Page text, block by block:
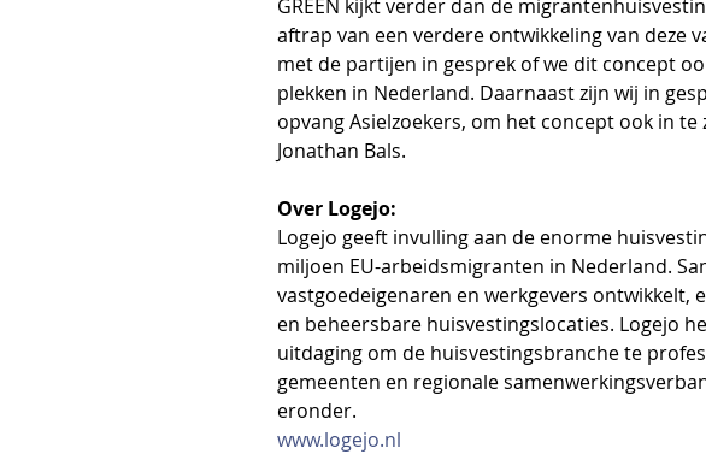
GREEN kijkt verder dan de
aftrap van een verdere ontwikkeling van deze
met de partijen in gesprek of we dit concept
plekken in Nederland. Daarnaast zijn wij in
opvang Asiel­zoekers, om het concept ook in te
Jonathan Bals.
Over Logejo:
Logejo geeft invulling aan de enorme
miljoen EU-arbeidsmigranten in Nederland.
vastgoedeigenaren en werkgevers ontwikkelt,
en beheersbare huisvestingslocaties. Logejo
uitdaging om de huisvestingsbranche te
gemeenten en regionale
eronder.
www.logejo.nl